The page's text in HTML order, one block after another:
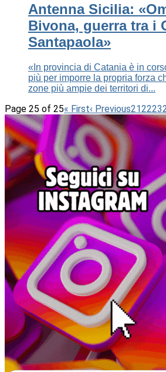
Antenna Sicilia:
Bivona, guerra tra i
Santapaola»
«In provincia di Catania è in
più per imporre la propria forza
zone più ampie dei territori di...
Page 25 of 25« First‹ Previous212223